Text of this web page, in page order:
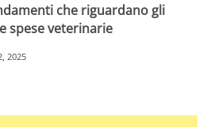
che riguardano gli
spese veterinarie
2025